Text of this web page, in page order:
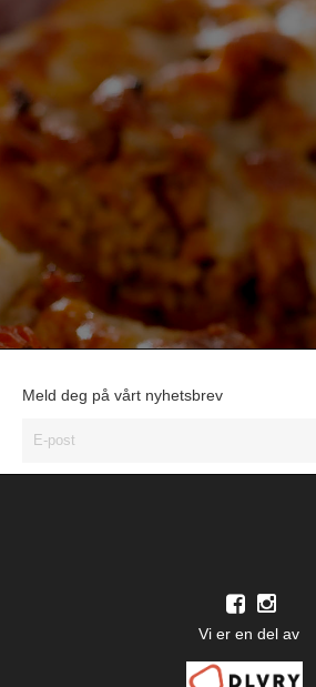
Meld deg på vårt nyhetsbrev
Vi er en del av